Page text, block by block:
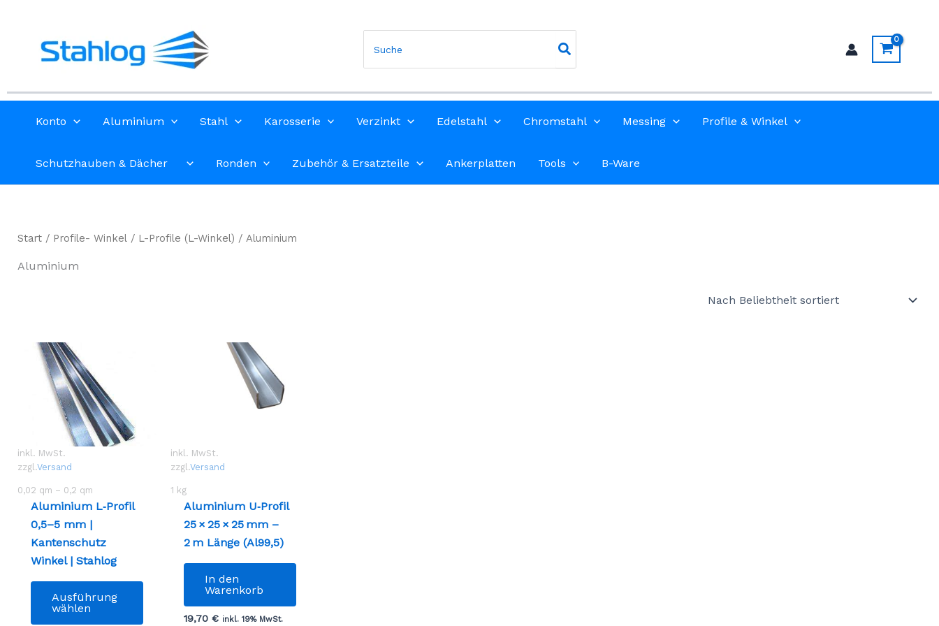
springen
for:
Konto Aluminium Stahl Karosserie Verzinkt Edelstahl Chromstahl Messing Profile & Winkel
Schutzhauben & Dächer Ronden Zubehör & Ersatzteile Ankerplatten Tools B-Ware
Start / Profile- Winkel / L-Profile (L-Winkel) / Aluminium
Aluminium
inkl. MwSt.
zzgl.Versand
0,02 qm – 0,2 qm
Aluminium L‑Profil
0,5–5 mm |
Kantenschutz
Winkel | Stahlog
Ausführung
wählen
Dieses
Produkt
weist
inkl. MwSt.
zzgl.Versand
1 kg
Aluminium U‑Profil
25 × 25 × 25 mm –
2 m Länge (Al99,5)
In den
Warenkorb
19,70€ inkl. 19% MwSt.